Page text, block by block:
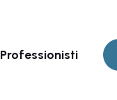
Professionisti